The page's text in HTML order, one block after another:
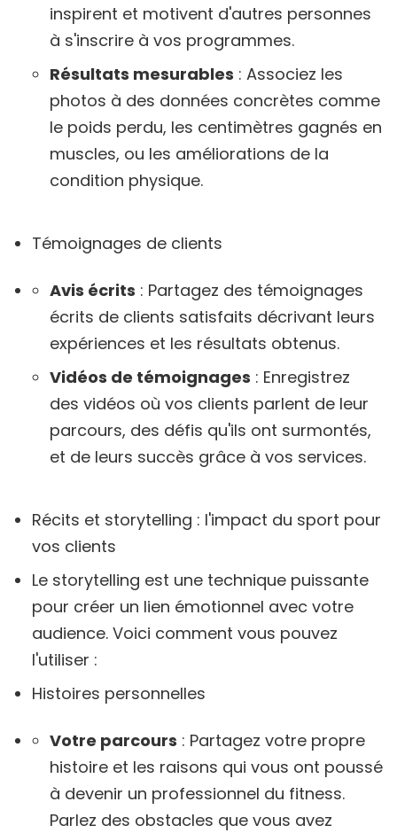
inspirent et motivent d'autres personnes
à s'inscrire à vos programmes.
Résultats mesurables : Associez les
photos à des données concrètes comme
le poids perdu, les centimètres gagnés en
muscles, ou les améliorations de la
condition physique.
Témoignages de clients
Avis écrits : Partagez des témoignages
écrits de clients satisfaits décrivant leurs
expériences et les résultats obtenus.
Vidéos de témoignages : Enregistrez
des vidéos où vos clients parlent de leur
parcours, des défis qu'ils ont surmontés,
et de leurs succès grâce à vos services.
Récits et storytelling : l'impact du sport pour
vos clients
Le storytelling est une technique puissante
pour créer un lien émotionnel avec votre
audience. Voici comment vous pouvez
l'utiliser :
Histoires personnelles
Votre parcours : Partagez votre propre
histoire et les raisons qui vous ont poussé
à devenir un professionnel du fitness.
Parlez des obstacles que vous avez